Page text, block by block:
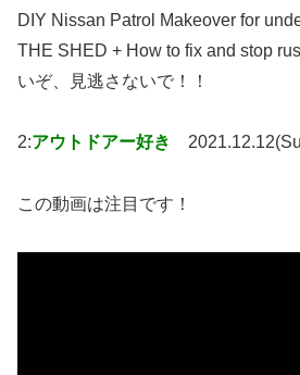
DIY Nissan Patrol Makeover for
THE SHED + How to fix and stop
いぞ、見逃さないで！！
2:アウトドアー好き
この動画は注目です！